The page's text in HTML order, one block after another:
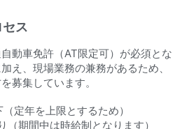
ス
動車免許（AT限定可）が必須とな
え、現場業務の兼務があるため、
募集しています。
定年を上限とするため）
（期間中は時給制となります）